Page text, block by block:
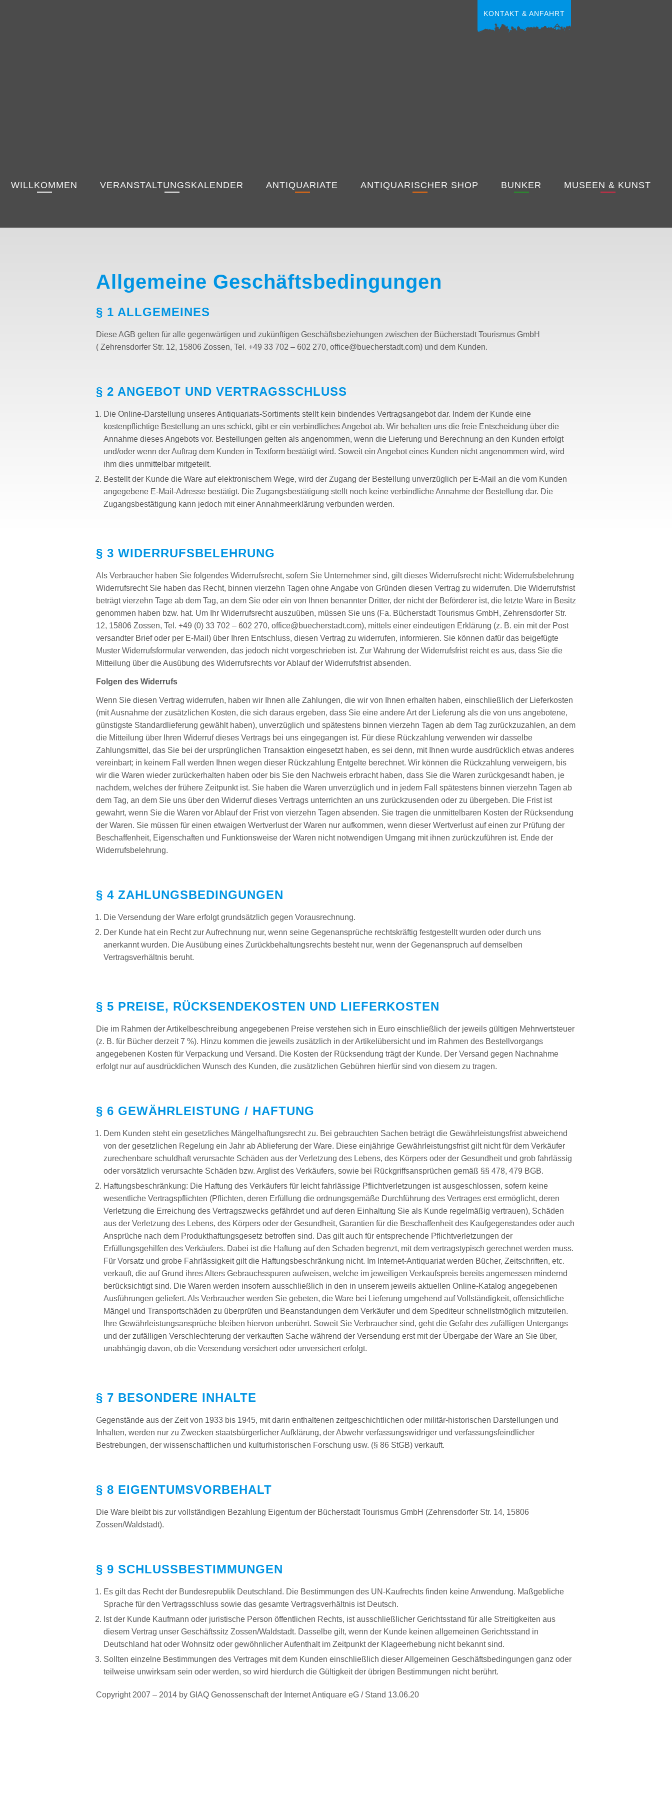
KONTAKT & ANFAHRT
WILLKOMMEN VERANSTALTUNGSKALENDER ANTIQUARIATE ANTIQUARISCHER SHOP BUNKER MUSEEN & KUNST
Allgemeine Geschäftsbedingungen
§ 1 ALLGEMEINES
Diese AGB gelten für alle gegenwärtigen und zukünftigen Geschäftsbeziehungen zwischen der Bücherstadt Tourismus GmbH
( Zehrensdorfer Str. 12, 15806 Zossen, Tel. +49 33 702 – 602 270, office@buecherstadt.com) und dem Kunden.
§ 2 ANGEBOT UND VERTRAGSSCHLUSS
Die Online-Darstellung unseres Antiquariats-Sortiments stellt kein bindendes Vertragsangebot dar. Indem der Kunde eine
kostenpflichtige Bestellung an uns schickt, gibt er ein verbindliches Angebot ab. Wir behalten uns die freie Entscheidung über die
Annahme dieses Angebots vor. Bestellungen gelten als angenommen, wenn die Lieferung und Berechnung an den Kunden erfolgt
und/oder wenn der Auftrag dem Kunden in Textform bestätigt wird. Soweit ein Angebot eines Kunden nicht angenommen wird, wird
ihm dies unmittelbar mitgeteilt.
Bestellt der Kunde die Ware auf elektronischem Wege, wird der Zugang der Bestellung unverzüglich per E-Mail an die vom Kunden
angegebene E-Mail-Adresse bestätigt. Die Zugangsbestätigung stellt noch keine verbindliche Annahme der Bestellung dar. Die
Zugangsbestätigung kann jedoch mit einer Annahmeerklärung verbunden werden.
§ 3 WIDERRUFSBELEHRUNG
Als Verbraucher haben Sie folgendes Widerrufsrecht, sofern Sie Unternehmer sind, gilt dieses Widerrufsrecht nicht: Widerrufsbelehrung
Widerrufsrecht Sie haben das Recht, binnen vierzehn Tagen ohne Angabe von Gründen diesen Vertrag zu widerrufen. Die Widerrufsfrist
beträgt vierzehn Tage ab dem Tag, an dem Sie oder ein von Ihnen benannter Dritter, der nicht der Beförderer ist, die letzte Ware in Besitz
genommen haben bzw. hat. Um Ihr Widerrufsrecht auszuüben, müssen Sie uns (Fa. Bücherstadt Tourismus GmbH, Zehrensdorfer Str.
12, 15806 Zossen, Tel. +49 (0) 33 702 – 602 270, office@buecherstadt.com), mittels einer eindeutigen Erklärung (z. B. ein mit der Post
versandter Brief oder per E-Mail) über Ihren Entschluss, diesen Vertrag zu widerrufen, informieren. Sie können dafür das beigefügte
Muster Widerrufsformular verwenden, das jedoch nicht vorgeschrieben ist. Zur Wahrung der Widerrufsfrist reicht es aus, dass Sie die
Mitteilung über die Ausübung des Widerrufsrechts vor Ablauf der Widerrufsfrist absenden.
Folgen des Widerrufs
Wenn Sie diesen Vertrag widerrufen, haben wir Ihnen alle Zahlungen, die wir von Ihnen erhalten haben, einschließlich der Lieferkosten
(mit Ausnahme der zusätzlichen Kosten, die sich daraus ergeben, dass Sie eine andere Art der Lieferung als die von uns angebotene,
günstigste Standardlieferung gewählt haben), unverzüglich und spätestens binnen vierzehn Tagen ab dem Tag zurückzuzahlen, an dem
die Mitteilung über Ihren Widerruf dieses Vertrags bei uns eingegangen ist. Für diese Rückzahlung verwenden wir dasselbe
Zahlungsmittel, das Sie bei der ursprünglichen Transaktion eingesetzt haben, es sei denn, mit Ihnen wurde ausdrücklich etwas anderes
vereinbart; in keinem Fall werden Ihnen wegen dieser Rückzahlung Entgelte berechnet. Wir können die Rückzahlung verweigern, bis
wir die Waren wieder zurückerhalten haben oder bis Sie den Nachweis erbracht haben, dass Sie die Waren zurückgesandt haben, je
nachdem, welches der frühere Zeitpunkt ist. Sie haben die Waren unverzüglich und in jedem Fall spätestens binnen vierzehn Tagen ab
dem Tag, an dem Sie uns über den Widerruf dieses Vertrags unterrichten an uns zurückzusenden oder zu übergeben. Die Frist ist
gewahrt, wenn Sie die Waren vor Ablauf der Frist von vierzehn Tagen absenden. Sie tragen die unmittelbaren Kosten der Rücksendung
der Waren. Sie müssen für einen etwaigen Wertverlust der Waren nur aufkommen, wenn dieser Wertverlust auf einen zur Prüfung der
Beschaffenheit, Eigenschaften und Funktionsweise der Waren nicht notwendigen Umgang mit ihnen zurückzuführen ist. Ende der
Widerrufsbelehrung.
§ 4 ZAHLUNGSBEDINGUNGEN
Die Versendung der Ware erfolgt grundsätzlich gegen Vorausrechnung.
Der Kunde hat ein Recht zur Aufrechnung nur, wenn seine Gegenansprüche rechtskräftig festgestellt wurden oder durch uns
anerkannt wurden. Die Ausübung eines Zurückbehaltungsrechts besteht nur, wenn der Gegenanspruch auf demselben
Vertragsverhältnis beruht.
§ 5 PREISE, RÜCKSENDEKOSTEN UND LIEFERKOSTEN
Die im Rahmen der Artikelbeschreibung angegebenen Preise verstehen sich in Euro einschließlich der jeweils gültigen Mehrwertsteuer
(z. B. für Bücher derzeit 7 %). Hinzu kommen die jeweils zusätzlich in der Artikelübersicht und im Rahmen des Bestellvorgangs
angegebenen Kosten für Verpackung und Versand. Die Kosten der Rücksendung trägt der Kunde. Der Versand gegen Nachnahme
erfolgt nur auf ausdrücklichen Wunsch des Kunden, die zusätzlichen Gebühren hierfür sind von diesem zu tragen.
§ 6 GEWÄHRLEISTUNG / HAFTUNG
Dem Kunden steht ein gesetzliches Mängelhaftungsrecht zu. Bei gebrauchten Sachen beträgt die Gewährleistungsfrist abweichend
von der gesetzlichen Regelung ein Jahr ab Ablieferung der Ware. Diese einjährige Gewährleistungsfrist gilt nicht für dem Verkäufer
zurechenbare schuldhaft verursachte Schäden aus der Verletzung des Lebens, des Körpers oder der Gesundheit und grob fahrlässig
oder vorsätzlich verursachte Schäden bzw. Arglist des Verkäufers, sowie bei Rückgriffsansprüchen gemäß §§ 478, 479 BGB.
Haftungsbeschränkung: Die Haftung des Verkäufers für leicht fahrlässige Pflichtverletzungen ist ausgeschlossen, sofern keine
wesentliche Vertragspflichten (Pflichten, deren Erfüllung die ordnungsgemäße Durchführung des Vertrages erst ermöglicht, deren
Verletzung die Erreichung des Vertragszwecks gefährdet und auf deren Einhaltung Sie als Kunde regelmäßig vertrauen), Schäden
aus der Verletzung des Lebens, des Körpers oder der Gesundheit, Garantien für die Beschaffenheit des Kaufgegenstandes oder auch
Ansprüche nach dem Produkthaftungsgesetz betroffen sind. Das gilt auch für entsprechende Pflichtverletzungen der
Erfüllungsgehilfen des Verkäufers. Dabei ist die Haftung auf den Schaden begrenzt, mit dem vertragstypisch gerechnet werden muss.
Für Vorsatz und grobe Fahrlässigkeit gilt die Haftungsbeschränkung nicht. Im Internet-Antiquariat werden Bücher, Zeitschriften, etc.
verkauft, die auf Grund ihres Alters Gebrauchsspuren aufweisen, welche im jeweiligen Verkaufspreis bereits angemessen mindernd
berücksichtigt sind. Die Waren werden insofern ausschließlich in den in unserem jeweils aktuellen Online-Katalog angegebenen
Ausführungen geliefert. Als Verbraucher werden Sie gebeten, die Ware bei Lieferung umgehend auf Vollständigkeit, offensichtliche
Mängel und Transportschäden zu überprüfen und Beanstandungen dem Verkäufer und dem Spediteur schnellstmöglich mitzuteilen.
Ihre Gewährleistungsansprüche bleiben hiervon unberührt. Soweit Sie Verbraucher sind, geht die Gefahr des zufälligen Untergangs
und der zufälligen Verschlechterung der verkauften Sache während der Versendung erst mit der Übergabe der Ware an Sie über,
unabhängig davon, ob die Versendung versichert oder unversichert erfolgt.
§ 7 BESONDERE INHALTE
Gegenstände aus der Zeit von 1933 bis 1945, mit darin enthaltenen zeitgeschichtlichen oder militär-historischen Darstellungen und
Inhalten, werden nur zu Zwecken staatsbürgerlicher Aufklärung, der Abwehr verfassungswidriger und verfassungsfeindlicher
Bestrebungen, der wissenschaftlichen und kulturhistorischen Forschung usw. (§ 86 StGB) verkauft.
§ 8 EIGENTUMSVORBEHALT
Die Ware bleibt bis zur vollständigen Bezahlung Eigentum der Bücherstadt Tourismus GmbH (Zehrensdorfer Str. 14, 15806
Zossen/Waldstadt).
§ 9 SCHLUSSBESTIMMUNGEN
Es gilt das Recht der Bundesrepublik Deutschland. Die Bestimmungen des UN-Kaufrechts finden keine Anwendung. Maßgebliche
Sprache für den Vertragsschluss sowie das gesamte Vertragsverhältnis ist Deutsch.
Ist der Kunde Kaufmann oder juristische Person öffentlichen Rechts, ist ausschließlicher Gerichtsstand für alle Streitigkeiten aus
diesem Vertrag unser Geschäftssitz Zossen/Waldstadt. Dasselbe gilt, wenn der Kunde keinen allgemeinen Gerichtsstand in
Deutschland hat oder Wohnsitz oder gewöhnlicher Aufenthalt im Zeitpunkt der Klageerhebung nicht bekannt sind.
Sollten einzelne Bestimmungen des Vertrages mit dem Kunden einschließlich dieser Allgemeinen Geschäftsbedingungen ganz oder
teilweise unwirksam sein oder werden, so wird hierdurch die Gültigkeit der übrigen Bestimmungen nicht berührt.
Copyright 2007 – 2014 by GIAQ Genossenschaft der Internet Antiquare eG / Stand 13.06.20